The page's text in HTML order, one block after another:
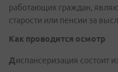
работающих граждан,
старости или пенсии за
Как проводится осмотр
Диспансеризация состоит